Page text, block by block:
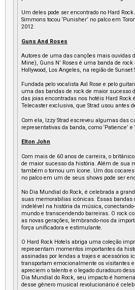
Um deles pode ser encontrado no Hard
Simmons tocou ‘Punisher’ no palco em
2012.
Guns And Roses
Autores de uma das canções mais ouvidas
Mine), Guns N’ Roses é uma banda de
Hollywood, Los Angeles, na região de Sunset
Fundada pelo vocalista Axl Rose e pelo
uma das bandas de rock de maior sucesso
das joias encontradas nos hotéis Hard Rock
Telecaster exclusiva, que Strad usou antes
Com ela, Izzy Strad escreveu algumas das
representativas da banda, como ‘Patience’ e
Elton John
Com mais de 60 anos de carreira, o
de maior sucesso da história. Além de sua
também o tornou um ícone. Um dos
no palco em um de seus shows pode ser
No Dia Mundial do Rock, é celebrada a
suas memorabilias icônicas. Essas
indelével na história da música,
mundo e transcendendo barreiras. O rock
as novas gerações, lembrando-nos da
força unificadora e estimulante.
O Hard Rock Hotels abriga uma coleção
representam momentos importantes da
assinadas por lendas a trajes e acessórios
transportam emocionalmente os visitantes
apreciem o talento e o legado duradouro
Dia Mundial do Rock, seu impacto é
desse gênero musical revolucionário é